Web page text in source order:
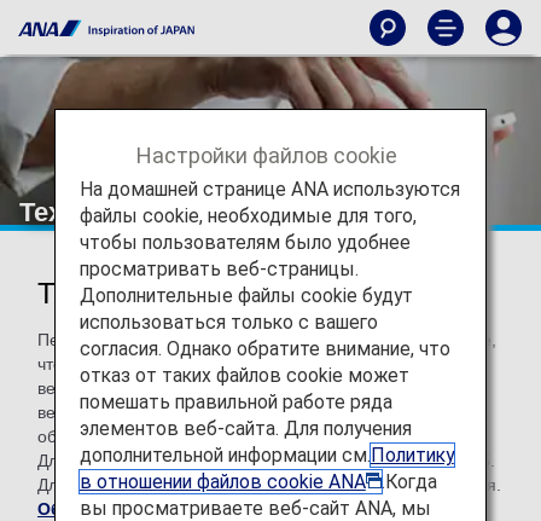
Техническая поддержка ANA
Техническая поддержка
Перед устранением неисправностей обратите внимание,
что при использовании Mac или iPhone с более старой
версией операционной системы некоторые функции на
веб-сайте ANA могут работать неправильно. Просим вас
обновить операционную систему до последней версии.
Для Mac рекомендуется использовать ОС macOS v10.15.
Для iPhone требуется ОС iOS 13 или более новая версия.
Обновите ОС Mac здесь
илиобновите ОС iOS
Настройки файлов cookie
На домашней странице ANA используются
файлы cookie, необходимые для того,
чтобы пользователям было удобнее
просматривать веб-страницы.
Дополнительные файлы cookie будут
использоваться только с вашего
согласия. Однако обратите внимание, что
отказ от таких файлов cookie может
помешать правильной работе ряда
элементов веб-сайта. Для получения
дополнительной информации см.Политику
в отношении файлов cookie ANA
.Когда
вы просматриваете веб-сайт ANA, мы